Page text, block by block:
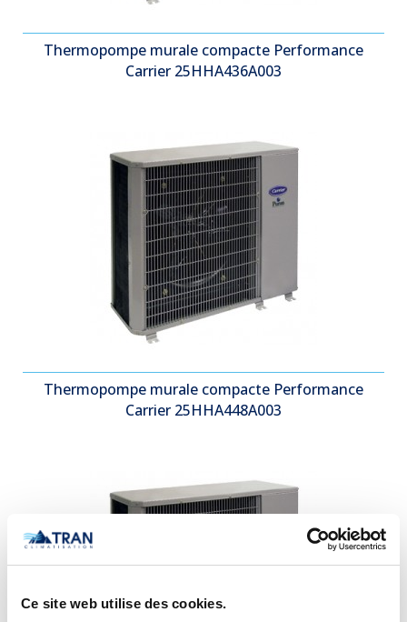
Ce site web utilise des cookies.
Thermopompe murale compacte Performance
Carrier 25HHA436A003
Thermopompe murale compacte Performance
Carrier 25HHA448A003